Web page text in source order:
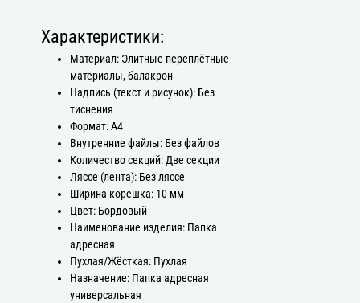
Характеристики:
Материал: Элитные переплётные
материалы, балакрон
Надпись (текст и рисунок): Без
тиснения
Формат: А4
Внутренние файлы: Без файлов
Количество секций: Две секции
Ляссе (лента): Без ляссе
Ширина корешка: 10 мм
Цвет: Бордовый
Наименование изделия: Папка
адресная
Пухлая/Жёсткая: Пухлая
Назначение: Папка адресная
универсальная